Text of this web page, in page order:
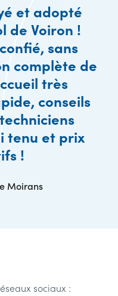
et adopté
de Voiron !
sans
complète de
très
conseils
tenu et prix
!
Moirans
sociaux :